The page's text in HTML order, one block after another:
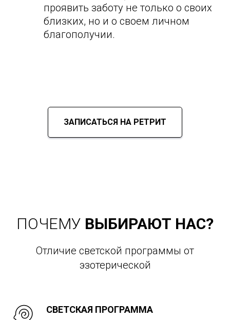
проявить заботу не только о своих
близких, но и о своем личном
благополучии.
ЗАПИСАТЬСЯ НА РЕТРИТ
ПОЧЕМУ ВЫБИРАЮТ НАС?
Отличие светской программы от
эзотерической
СВЕТСКАЯ ПРОГРАММА